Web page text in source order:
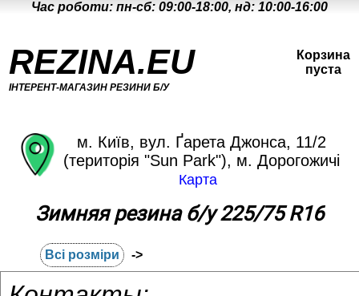
Час роботи: пн-сб: 09:00-18:00, нд: 10:00-16:00
REZINA.EU
ІНТЕРЕНТ-МАГАЗИН РЕЗИНИ Б/У
м. Київ, вул. Ґарета Джонса, 11/2
(територія "Sun Park"), м. Дорогожичі
Карта
Корзина
пуста
Зимняя резина б/у 225/75 R16
Всі розміри ->